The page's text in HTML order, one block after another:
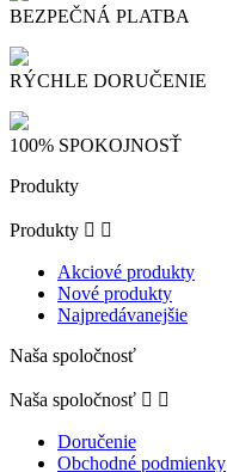
BEZPEČNÁ PLATBA
RÝCHLE DORUČENIE
100% SPOKOJNOSŤ
Produkty
Produkty  
Akciové produkty
Nové produkty
Najpredávanejšie
Naša spoločnosť
Naša spoločnosť  
Doručenie
Obchodné podmienky